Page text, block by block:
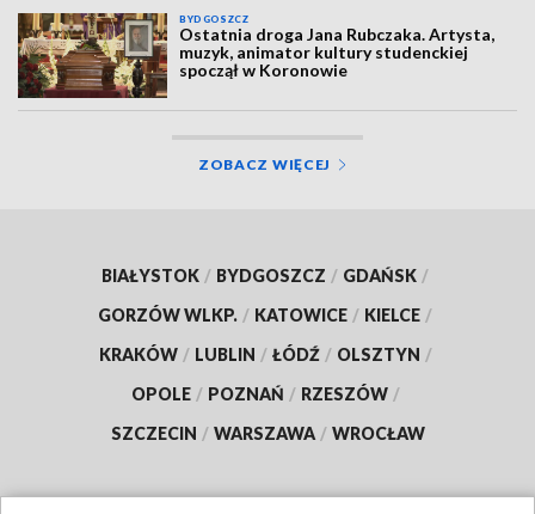
BYDGOSZCZ
Ostatnia droga Jana Rubczaka. Artysta,
muzyk, animator kultury studenckiej
spoczął w Koronowie
ZOBACZ WIĘCEJ
BIAŁYSTOK / BYDGOSZCZ / GDAŃSK /
GORZÓW WLKP. / KATOWICE / KIELCE /
KRAKÓW / LUBLIN / ŁÓDŹ / OLSZTYN /
OPOLE / POZNAŃ / RZESZÓW /
SZCZECIN / WARSZAWA / WROCŁAW